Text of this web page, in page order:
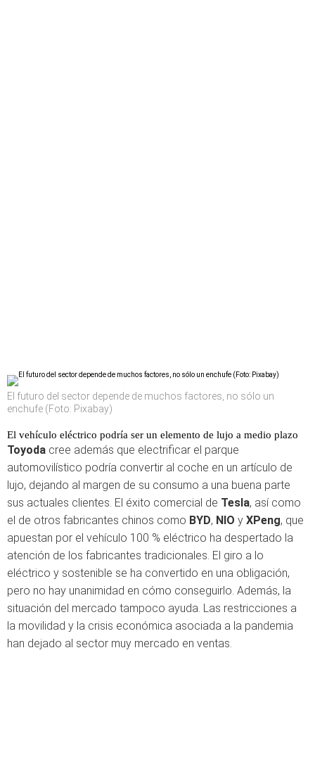
El futuro del sector depende de muchos factores, no sólo un
enchufe (Foto: Pixabay)
El vehículo eléctrico podría ser un elemento de lujo a medio plazo
Toyoda cree además que electrificar el parque
automovilístico podría convertir al coche en un artículo de
lujo, dejando al margen de su consumo a una buena parte
sus actuales clientes. El éxito comercial de Tesla, así como
el de otros fabricantes chinos como BYD, NIO y XPeng, que
apuestan por el vehículo 100 % eléctrico ha despertado la
atención de los fabricantes tradicionales. El giro a lo
eléctrico y sostenible se ha convertido en una obligación,
pero no hay unanimidad en cómo conseguirlo. Además, la
situación del mercado tampoco ayuda. Las restricciones a
la movilidad y la crisis económica asociada a la pandemia
han dejado al sector muy mercado en ventas.